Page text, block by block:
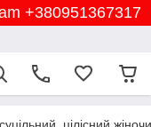
+380951367317